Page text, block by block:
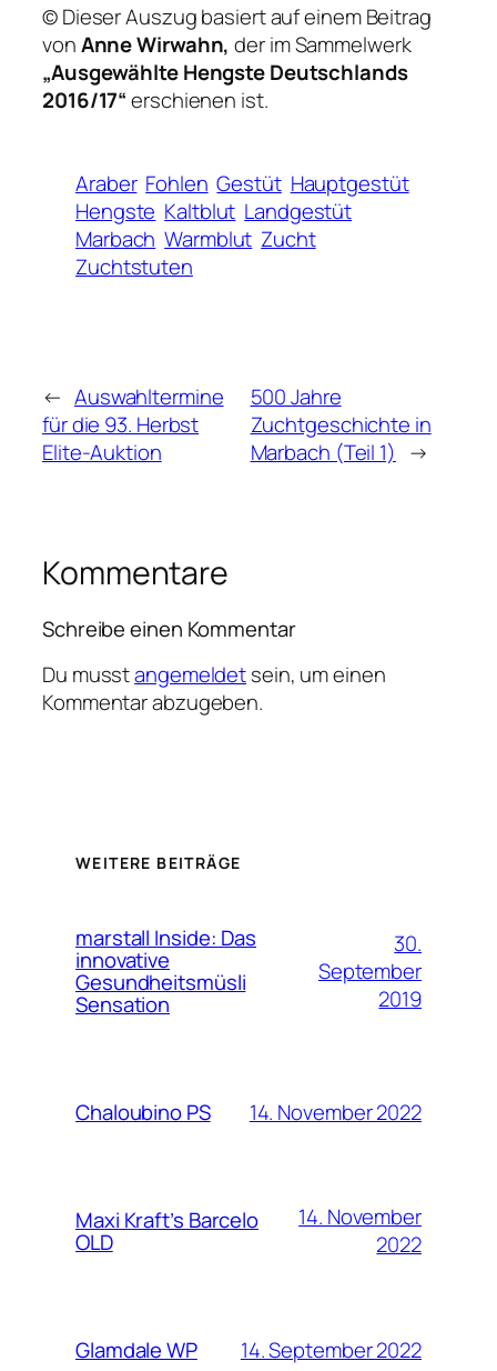
© Dieser Auszug basiert auf einem Beitrag
vonAnne Wirwahn, der im Sammelwerk
„Ausgewählte Hengste Deutschlands
2016/17“erschienen ist.
Araber Fohlen Gestüt Hauptgestüt
Hengste Kaltblut Landgestüt
Marbach Warmblut Zucht
Zuchtstuten
← Auswahltermine
für die 93. Herbst
Elite-Auktion
500 Jahre
Zuchtgeschichte in
Marbach (Teil 1) →
Kommentare
Schreibe einen Kommentar
Du musstangemeldetsein, um einen
Kommentar abzugeben.
WEITERE BEITRÄGE
marstall Inside: Das
innovative
Gesundheitsmüsli
Sensation
30.
September
2019
Chaloubino PS 14. November 2022
Maxi Kraft’s Barcelo
OLD
14. November
2022
Glamdale WP 14. September 2022